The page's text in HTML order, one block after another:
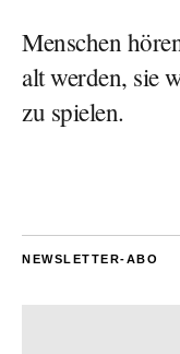
Menschen
alt werden, sie
zu spielen.
NEWSLETTER-ABO